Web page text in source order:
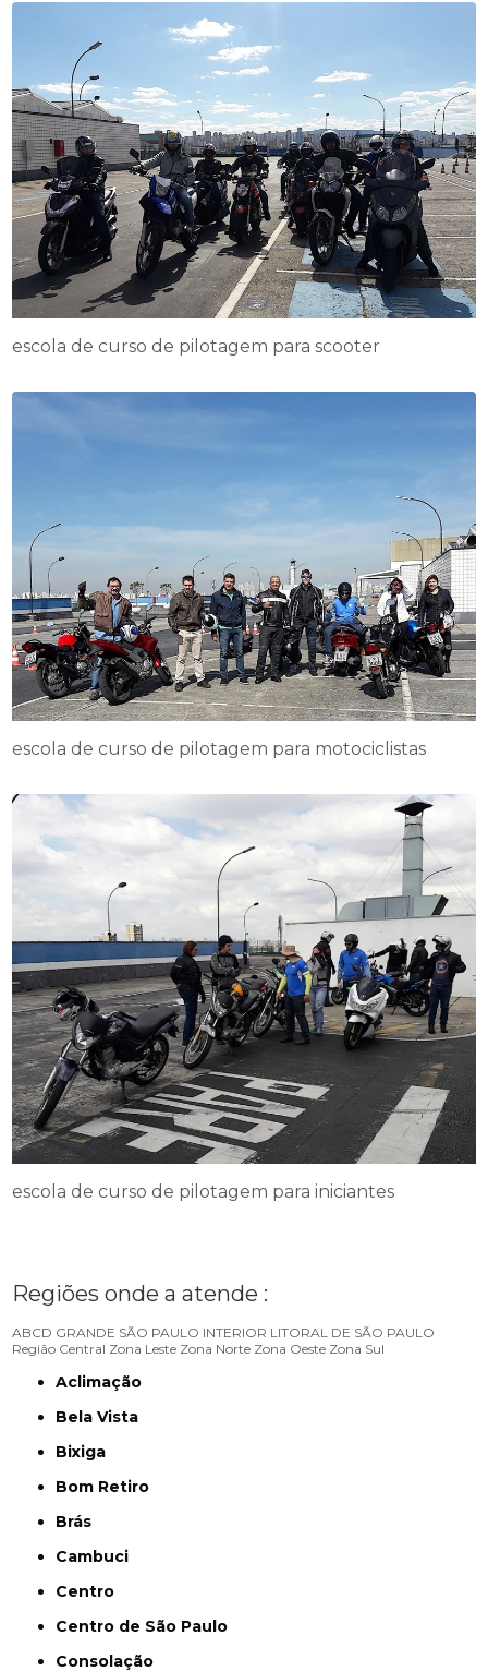
escola de curso de pilotagem para scooter
escola de curso de pilotagem para motociclistas
escola de curso de pilotagem para iniciantes
Regiões onde a atende :
ABCD GRANDE SÃO PAULO INTERIOR LITORAL DE SÃO PAULO
Região Central Zona Leste Zona Norte Zona Oeste Zona Sul
Aclimação
Bela Vista
Bixiga
Bom Retiro
Brás
Cambuci
Centro
Centro de São Paulo
Consolação